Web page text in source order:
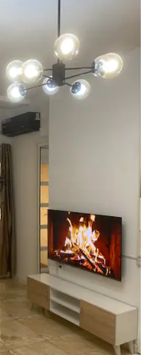
appréciés